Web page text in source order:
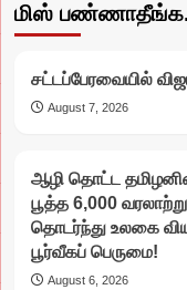
மிஸ்
சட்டப்பேரவையில்
August 7, 2026
ஆழி தொட்ட
பூத்த 6,000
தொடர்ந்து உலகை
பூர்வீகப் பெருமை!
August 6, 2026